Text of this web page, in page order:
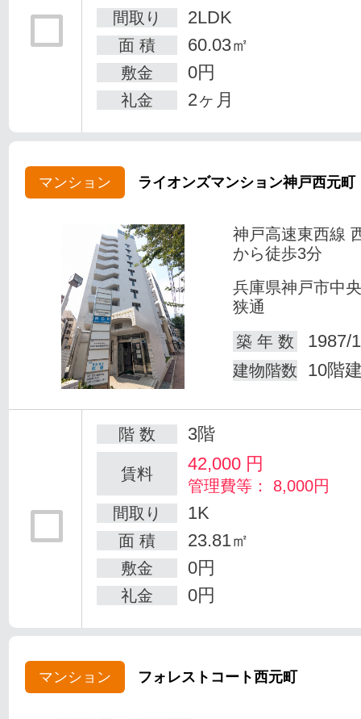
間取り
2LDK
面 積 60.03㎡
敷金 0円
礼金 2ヶ月
マンション ライオンズマンション神戸西元町
神戸高速東西線
から徒歩3分
兵庫県神戸市中
狭通
築 年 数
1987/
建物階数 10階
階 数 3階
賃料 42,000 円
管理費等： 8,000円
間取り
1K
面 積 23.81㎡
敷金 0円
礼金 0円
マンション フォレストコート西元町